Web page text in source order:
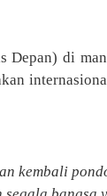
Depan) di
kembali